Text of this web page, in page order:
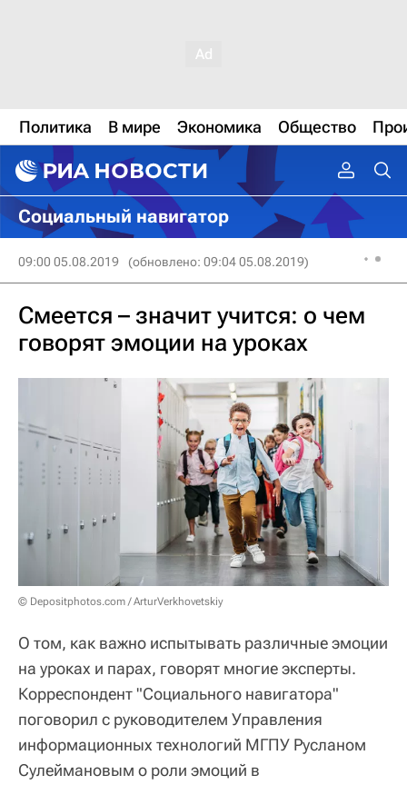
Политика В мире Экономика Общество
Социальный навигатор
09:00 05.08.2019 (обновлено: 09:04 05.08.2019)
Смеется – значит учится: о чем
говорят эмоции на уроках
© Depositphotos.com / ArturVerkhovetskiy
О том, как важно испытывать различные эмоции
на уроках и парах, говорят многие эксперты.
Корреспондент "Социального навигатора"
поговорил с руководителем Управления
информационных технологий МГПУ Русланом
Сулеймановым о роли эмоций в